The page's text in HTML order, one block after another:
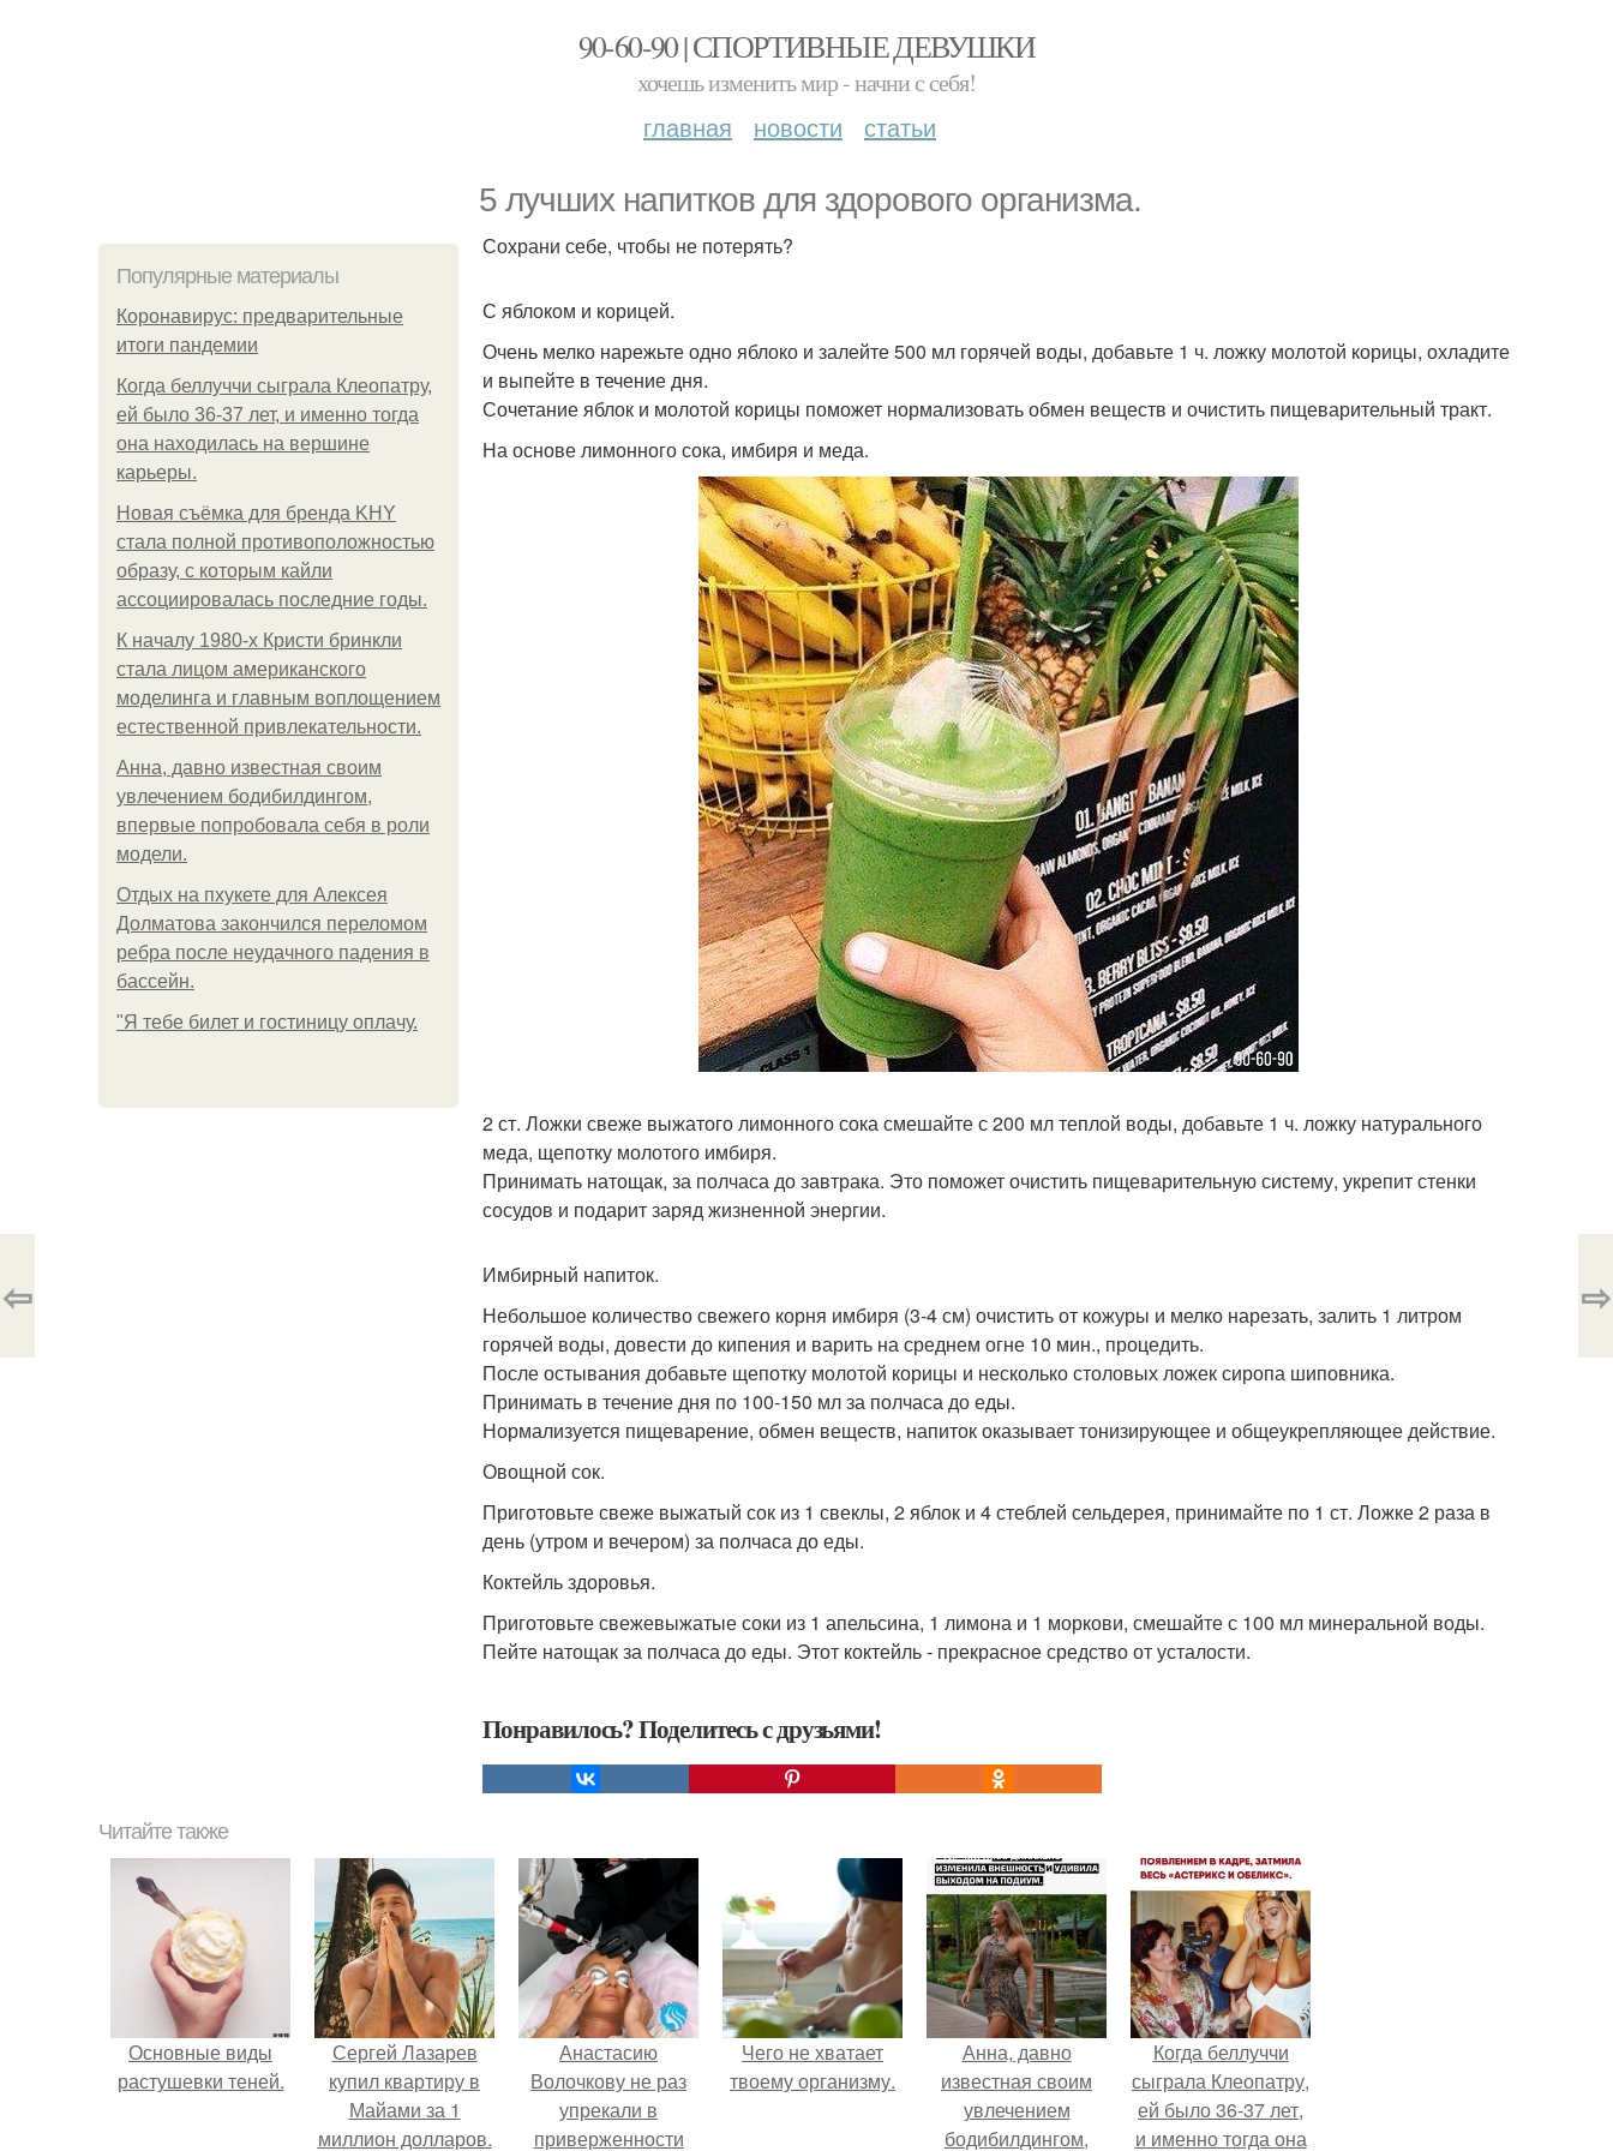
90-60-90 | СПОРТИВНЫЕ ДЕВУШКИ
хочешь изменить мир - начни с себя!
главная новости статьи
5 лучших напитков для здорового организма.
Популярные материалы
Коронавирус: предварительные
итоги пандемии
Когда беллуччи сыграла Клеопатру,
ей было 36-37 лет, и именно тогда
она находилась на вершине
карьеры.
Новая съёмка для бренда KHY
стала полной противоположностью
образу, с которым кайли
ассоциировалась последние годы.
К началу 1980-х Кристи бринкли
стала лицом американского
моделинга и главным воплощением
естественной привлекательности.
Анна, давно известная своим
увлечением бодибилдингом,
впервые попробовала себя в роли
модели.
Отдых на пхукете для Алексея
Долматова закончился переломом
ребра после неудачного падения в
бассейн.
"Я тебе билет и гостиницу оплачу.
Сохрани себе, чтобы не потерять?
С яблоком и корицей.
Очень мелко нарежьте одно яблоко и залейте 500 мл горячей воды, добавьте 1 ч. ложку молотой корицы, охладите
и выпейте в течение дня.
Сочетание яблок и молотой корицы поможет нормализовать обмен веществ и очистить пищеварительный тракт.
На основе лимонного сока, имбиря и меда.
2 ст. Ложки свеже выжатого лимонного сока смешайте с 200 мл теплой воды, добавьте 1 ч. ложку натурального
меда, щепотку молотого имбиря.
Принимать натощак, за полчаса до завтрака. Это поможет очистить пищеварительную систему, укрепит стенки
сосудов и подарит заряд жизненной энергии.
Имбирный напиток.
Небольшое количество свежего корня имбиря (3-4 см) очистить от кожуры и мелко нарезать, залить 1 литром
горячей воды, довести до кипения и варить на среднем огне 10 мин., процедить.
После остывания добавьте щепотку молотой корицы и несколько столовых ложек сиропа шиповника.
Принимать в течение дня по 100-150 мл за полчаса до еды.
Нормализуется пищеварение, обмен веществ, напиток оказывает тонизирующее и общеукрепляющее действие.
Овощной сок.
Приготовьте свеже выжатый сок из 1 свеклы, 2 яблок и 4 стеблей сельдерея, принимайте по 1 ст. Ложке 2 раза в
день (утром и вечером) за полчаса до еды.
Коктейль здоровья.
Приготовьте свежевыжатые соки из 1 апельсина, 1 лимона и 1 моркови, смешайте с 100 мл минеральной воды.
Пейте натощак за полчаса до еды. Этот коктейль - прекрасное средство от усталости.
Понравилось? Поделитесь с друзьями!
⇦ ⇨
Читайте также
Основные виды
растушевки теней.
Сергей Лазарев
купил квартиру в
Майами за 1
миллион долларов.
Анастасию
Волочкову не раз
упрекали в
приверженности
Чего не хватает
твоему организму.
Анна, давно
известная своим
увлечением
бодибилдингом,
Когда беллуччи
сыграла Клеопатру,
ей было 36-37 лет,
и именно тогда она